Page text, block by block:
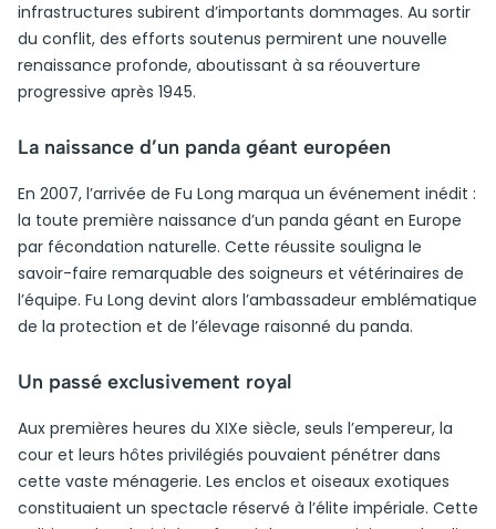
infrastructures subirent d’importants dommages. Au sortir
du conflit, des efforts soutenus permirent une nouvelle
renaissance profonde, aboutissant à sa réouverture
progressive après 1945.
La naissance d’un panda géant européen
En 2007, l’arrivée de Fu Long marqua un événement inédit :
la toute première naissance d’un panda géant en Europe
par fécondation naturelle. Cette réussite souligna le
savoir-faire remarquable des soigneurs et vétérinaires de
l’équipe. Fu Long devint alors l’ambassadeur emblématique
de la protection et de l’élevage raisonné du panda.
Un passé exclusivement royal
Aux premières heures du XIXe siècle, seuls l’empereur, la
cour et leurs hôtes privilégiés pouvaient pénétrer dans
cette vaste ménagerie. Les enclos et oiseaux exotiques
constituaient un spectacle réservé à l’élite impériale. Cette